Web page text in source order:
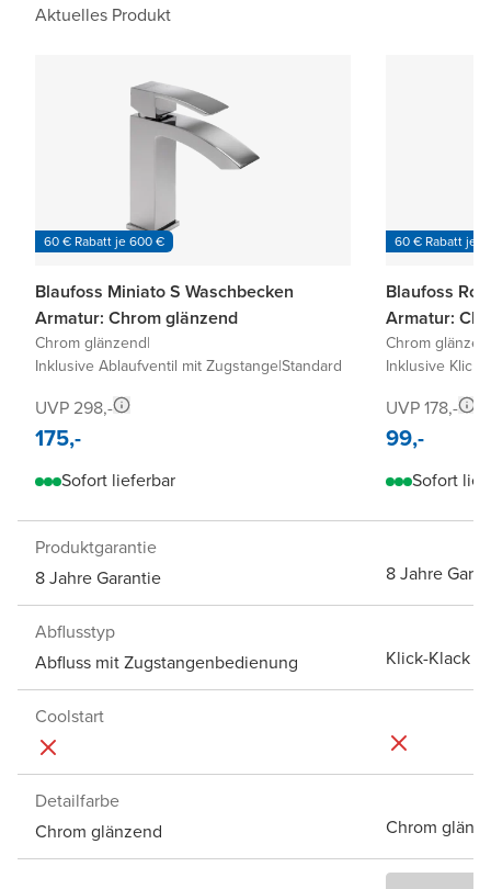
Aktuelles Produkt
60 € Rabatt je 600 €
Blaufoss Miniato S Waschbecken
Armatur: Chrom glänzend
Chrom glänzend|
Inklusive Ablaufventil mit Zugstange|Standard
UVP 298,-
175,-
Sofort lieferbar
60 € Rabatt je
Blaufoss
Armatur:
Chrom
Inklusive
UVP 178,-
99,-
Sofort
Produktgarantie
8 Jahre Garantie
8 Jahre
Abflusstyp
Abfluss mit Zugstangenbedienung
Klick-Klack
Coolstart
Detailfarbe
Chrom glänzend
Chrom